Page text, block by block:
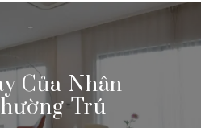
Của Nhân
Trú